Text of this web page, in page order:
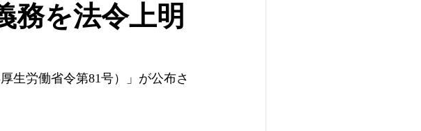
援金 新型コロナ 経済産業省
務を法令上明
生労働省令第81号）」が公布さ